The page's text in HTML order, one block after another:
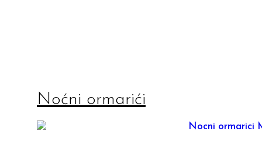
Noćni ormarići